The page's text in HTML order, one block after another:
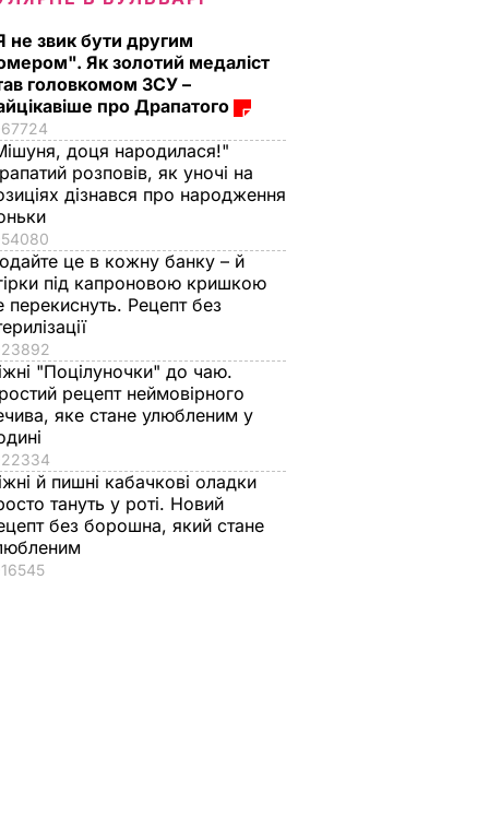
не звик бути другим
Як золотий медаліст
головкомом ЗСУ –
про Драпатого
67724
доця народилася!"
розповів, як уночі на
дізнався про народження
54080
це в кожну банку – й
під капроновою кришкою
перекиснуть. Рецепт без
23892
"Поцілуночки" до чаю.
рецепт неймовірного
яке стане улюбленим у
22334
й пишні кабачкові оладки
тануть у роті. Новий
без борошна, який стане
16545